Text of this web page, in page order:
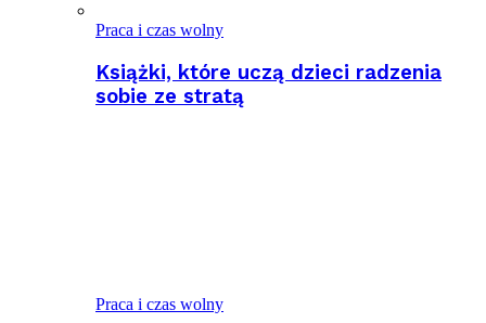
Praca i czas wolny
Książki, które uczą dzieci radzenia
sobie ze stratą
Praca i czas wolny